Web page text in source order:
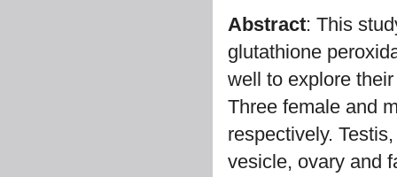
Abstract: This
glutathione
well to explore
Three female and
respectively.
vesicle, ovary and